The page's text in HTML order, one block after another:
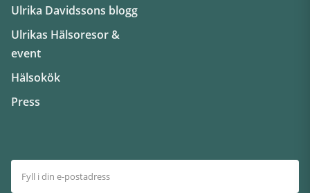
Ulrika Davidssons blogg
Ulrikas Hälsoresor &
event
Hälsokök
Press